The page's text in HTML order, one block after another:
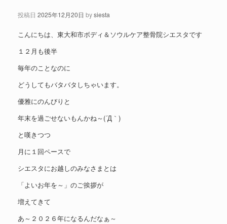
投稿日 2025年12月20日 bysiesta
こんにちは、東大和市ボディ＆ソウルケア整骨院シエスタです
１２月も後半
毎年のことなのに
どうしてもバタバタしちゃいます。
優雅にのんびりと
年末を過ごせないもんかね～(´Д｀)
と嘆きつつ
月に１回ペースで
シエスタにお越しのみなさまとは
「よいお年を～」のご挨拶が
増えてきて
あ～２０２６年になるんだなぁ～